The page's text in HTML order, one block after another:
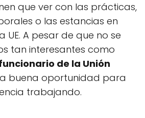
que ver con las prácticas,
o las estancias en
UE. A pesar de que no se
tan interesantes como
de la Unión
buena oportunidad para
trabajando.